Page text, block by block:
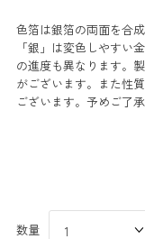
色箔は銀箔の両面を合
「銀」は変色しやすい
の進度も異なります。
がございます。また性
ございます。予めご了承